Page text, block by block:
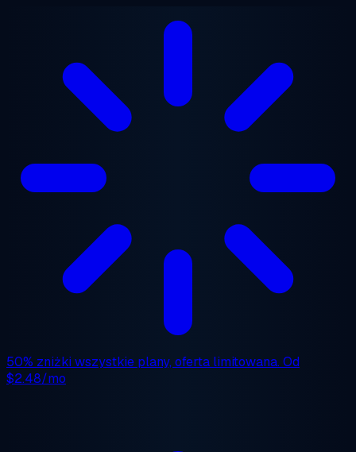
50% zniżki wszystkie plany, oferta limitowana. Od
$2.48/mo